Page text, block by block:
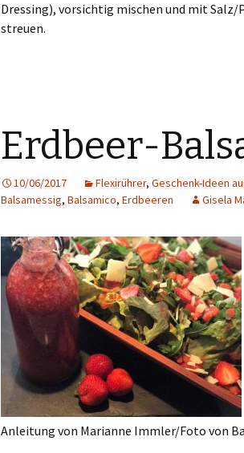
Dressing), vorsichtig mischen und mit
streuen.
Erdbeer-
10/06/2017 Flexirührer, Geschenk-Ideen
Balsamessig, Balsamico, Erdbeeren Gisela
Anleitung von Marianne Immler/Foto von